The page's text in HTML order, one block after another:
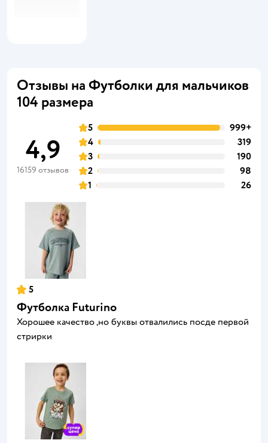
Отзывы на Футболки для мальчиков
104 размера
4,9
16159 отзывов
5
999+
4
319
3
190
2
98
1
26
5
Футболка Futurino
Хорошее качество ,но буквы отвалились посде первой
стрирки